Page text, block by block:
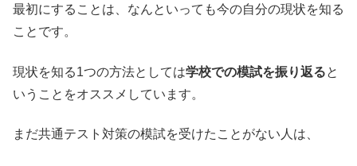
最初にすることは、なんといっても今の自分の現状を知る
ことです。
現状を知る1つの方法としては学校での模試を振り返ると
いうことをオススメしています。
まだ共通テスト対策の模試を受けたことがない人は、